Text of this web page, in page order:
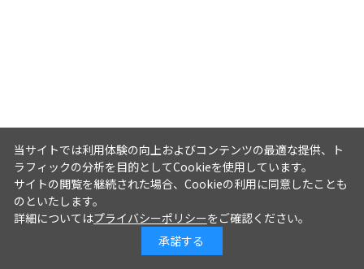
当サイトでは利用体験の向上およびコンテンツの最適な提供、ト
ラフィックの分析を目的としてCookieを使用しています。
サイトの閲覧を継続された場合、Cookieの利用に同意したことも
のといたします。
詳細についてはプライバシーポリシーをご確認ください。
承諾する